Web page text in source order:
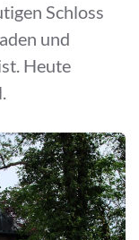
Schloss
und
Heute